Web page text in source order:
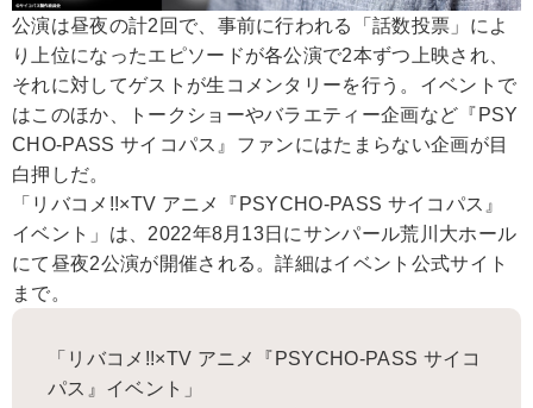
公演は昼夜の計2回で、事前に行われる「話数投票」によ
り上位になったエピソードが各公演で2本ずつ上映され、
それに対してゲストが生コメンタリーを行う。イベントで
はこのほか、トークショーやバラエティー企画など『PSY
CHO-PASS サイコパス』ファンにはたまらない企画が目
白押しだ。
「リバコメ!!×TV アニメ『PSYCHO-PASS サイコパス』
イベント」は、2022年8月13日にサンパール荒川大ホール
にて昼夜2公演が開催される。詳細はイベント公式サイト
まで。
「リバコメ!!×TV アニメ『PSYCHO-PASS サイコ
パス』イベント」